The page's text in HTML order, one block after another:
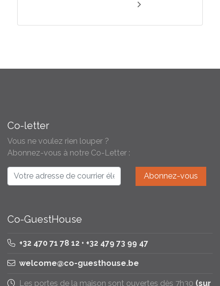
Co-letter
Vous ne voulez rien louper ?
Abonnez-vous à notre Co-Letter :
Co-GuestHouse
+32 470 71 78 12 • +32 479 73 99 47
welcome@co-guesthouse.be
Les portes de la maison sont ouvertes dès 7h30 (sur